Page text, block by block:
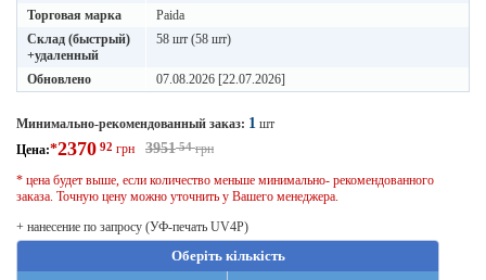
Торговая марка
Paida
Склад (быстрый)
+удаленный
58 шт (58 шт)
Обновлено 07.08.2026 [22.07.2026]
Минимально-рекомендованный заказ: 1 шт
Цена:*2370 92 грн 395154грн
* цена будет выше, если количество меньше минимально- рекомендованного
заказа. Точную цену можно уточнить у Вашего менеджера.
+ нанесение по запросу (УФ-печать UV4P)
Оберіть кількість